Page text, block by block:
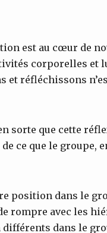
est au cœur de
corporelles et
réfléchissons
sorte que cette
ce que le groupe,
position dans le
rompre avec les
dans le